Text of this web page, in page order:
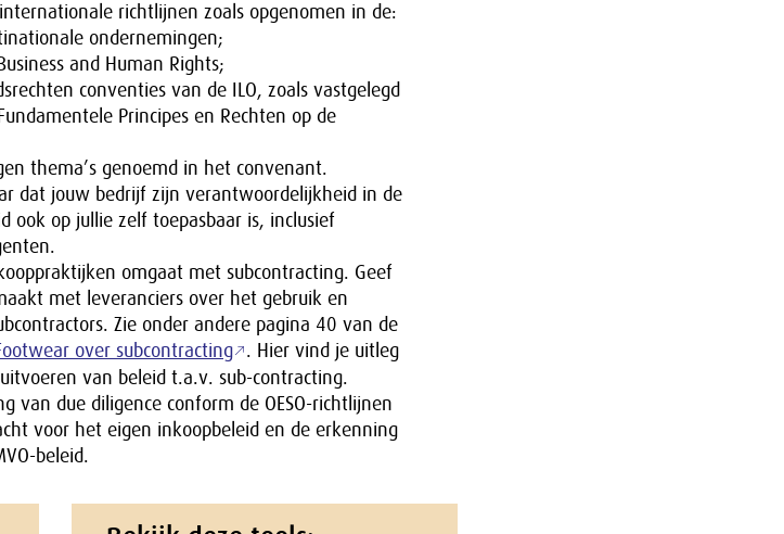
richtlijnen zoals opgenomen in de:
ondernemingen;
and Human Rights;
conventies van de ILO, zoals vastgelegd
Principes en Rechten op de
thema’s genoemd in het convenant.
dat jouw bedrijf zijn verantwoordelijkheid in de
ook op jullie zelf toepasbaar is, inclusief
omgaat met subcontracting. Geef
met leveranciers over het gebruik en
Zie onder andere pagina 40 van de
over subcontracting
. Hier vind je uitleg
van beleid t.a.v. sub-contracting.
van due diligence conform de OESO-richtlijnen
voor het eigen inkoopbeleid en de erkenning
beleid.